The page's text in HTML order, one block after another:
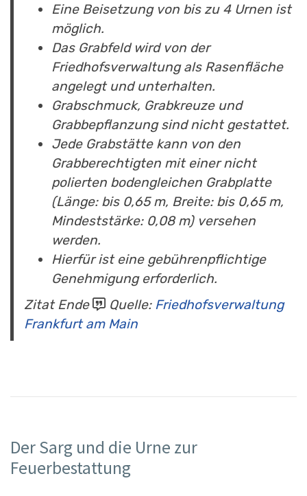
Eine Beisetzung von bis zu 4 Urnen ist
möglich.
Das Grabfeld wird von der
Friedhofsverwaltung als Rasenfläche
angelegt und unterhalten.
Grabschmuck, Grabkreuze und
Grabbepflanzung sind nicht gestattet.
Jede Grabstätte kann von den
Grabberechtigten mit einer nicht
polierten bodengleichen Grabplatte
(Länge: bis 0,65 m, Breite: bis 0,65 m,
Mindeststärke: 0,08 m) versehen
werden.
Hierfür ist eine gebührenpflichtige
Genehmigung erforderlich.
Zitat Ende
Quelle: Friedhofsverwaltung
Frankfurt am Main
Der Sarg und die Urne zur
Feuerbestattung